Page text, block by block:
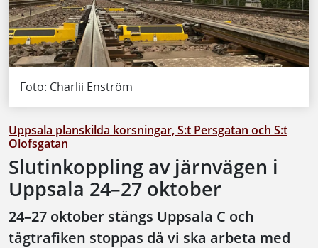
Foto: Charlii Enström
Uppsala planskilda korsningar, S:t Persgatan och S:t
Olofsgatan
Slutinkoppling av järnvägen i
Uppsala 24–27 oktober
24–27 oktober stängs Uppsala C och
tågtrafiken stoppas då vi ska arbeta med